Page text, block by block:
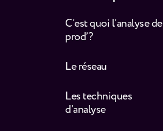
C’est quoi l’analyse de
prod’ ?
Le réseau
Les techniques
d’analyse